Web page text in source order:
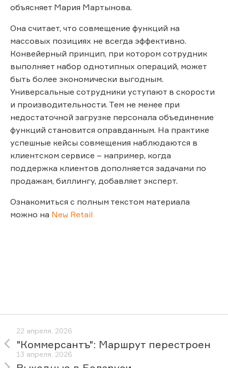
объясняет Мария Мартынова.
Она считает, что совмещение функций на
массовых позициях не всегда эффективно.
Конвейерный принцип, при котором сотрудник
выполняет набор однотипных операций, может
быть более экономически выгодным.
Универсальные сотрудники уступают в скорости
и производительности. Тем не менее при
недостаточной загрузке персонала объединение
функций становится оправданным. На практике
успешные кейсы совмещения наблюдаются в
клиентском сервисе – например, когда
поддержка клиентов дополняется задачами по
продажам, биллингу, добавляет эксперт.
Ознакомиться с полным текстом материала
можно на New Retail
22 апреля, 2026
"Коммерсантъ": Маршрут перестроен
13 апреля, 2026